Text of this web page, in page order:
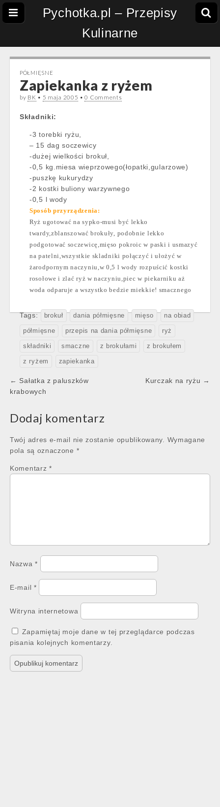
Pychotka.pl – Przepisy
Kulinarne
PÓŁMIĘSNE
Zapiekanka z ryżem
by BK • 5 maja 2005 •0 Comments
Składniki:
-3 torebki ryżu,
– 15 dag soczewicy
-dużej wielkości brokuł,
-0,5 kg.miesa wieprzowego(łopatki,gularzowe)
-puszkę kukurydzy
-2 kostki buliony warzywnego
-0,5 l wody
Sposób przyrządzenia:
Ryż ugotować na sypko-musi być lekko
twardy,zblanszować brokuły, podobnie lekko
podgotować soczewicę,mięso pokroic w paski i usmazyć
na patelni,wszystkie skladniki połączyć i ułożyć w
żarodpornym naczyniu,w 0,5 l wody rozpuścić kostki
rosołowe i zlać ryż w naczyniu,piec w piekarniku aż
woda odparuje a wszystko bedzie miekkie! smacznego
Tags: brokuł dania półmięsne mięso na obiad
półmięsne przepis na dania półmięsne ryż
składniki smaczne z brokułami z brokułem
z ryżem zapiekanka
Post
navigation
← Sałatka z paluszków
krabowych
Kurczak na ryżu →
Dodaj komentarz
Twój adres e-mail nie zostanie opublikowany.
Wymagane
pola są oznaczone *
Komentarz *
Nazwa*
E-mail *
Witryna internetowa
Zapamiętaj moje dane w tej przeglądarce podczas
pisania kolejnych komentarzy.